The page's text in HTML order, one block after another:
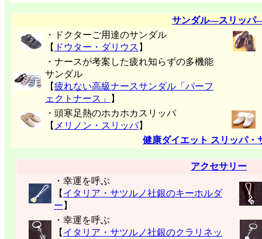
サンダル―スリッパ
・ドクターご用達のサンダル
【 ドウター・ダリウス 】
・ナースが考案した疲れ知らずの多機能
サンダル
【疲れない高級ナースサンダル「パーフ
ェクトナース」
】
・頭寒足熱のホカホカスリッパ
【 メリノン・スリッパ】
健康ダイエット スリッパ・
アクセサリー
・幸運を呼ぶ
【 イタリア・サツルノ社銀のキーホルダ
ー 】
・幸運を呼ぶ
【 イタリア・サツルノ社銀のクラリネッ